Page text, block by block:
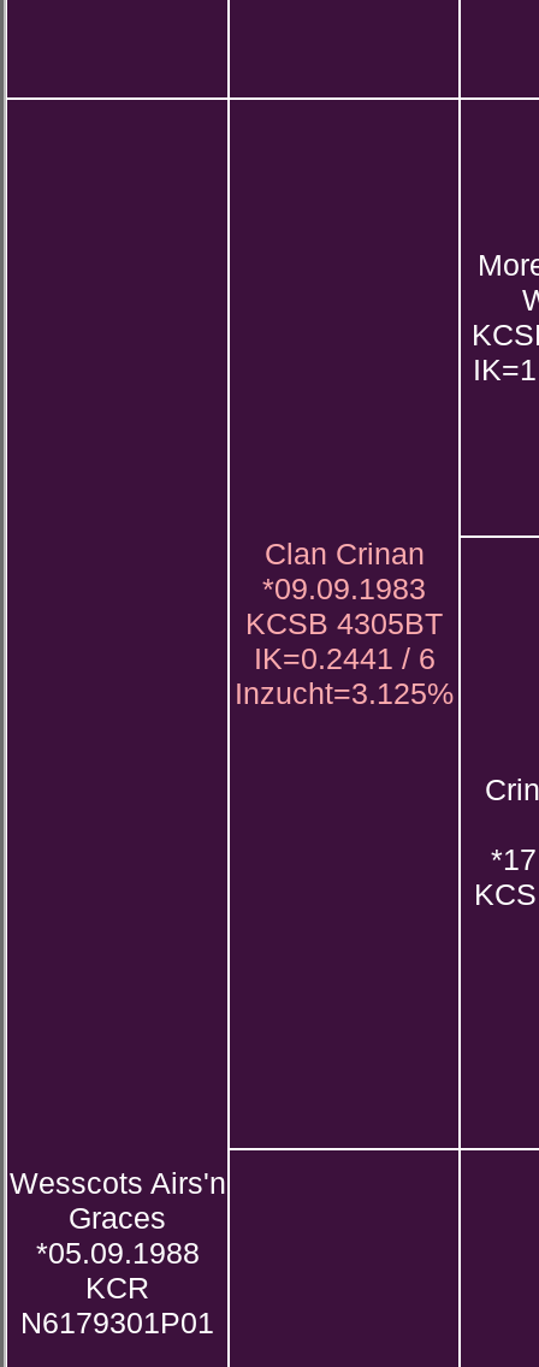
Wesscots Airs'n
Graces
*05.09.1988
KCR
N6179301P01
Clan Crinan
*09.09.1983
KCSB 4305BT
IK=0.2441 / 6
Inzucht=3.125%